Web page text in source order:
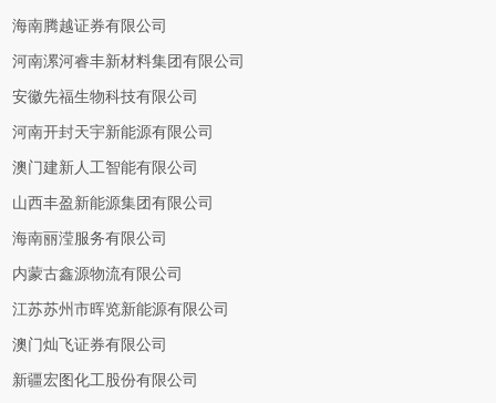
海南腾越证券有限公司
河南漯河睿丰新材料集团有限公司
安徽先福生物科技有限公司
河南开封天宇新能源有限公司
澳门建新人工智能有限公司
山西丰盈新能源集团有限公司
海南丽滢服务有限公司
内蒙古鑫源物流有限公司
江苏苏州市晖览新能源有限公司
澳门灿飞证券有限公司
新疆宏图化工股份有限公司